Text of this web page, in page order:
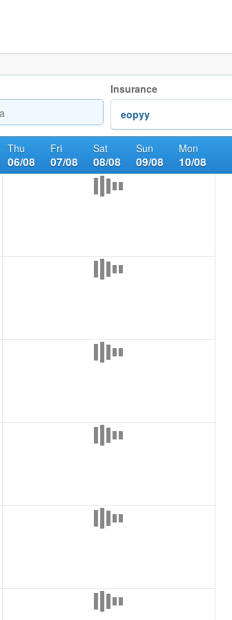
Insurance
Thu
06/08
Fri
07/08
Sat
08/08
Sun
09/08
Mon
10/08